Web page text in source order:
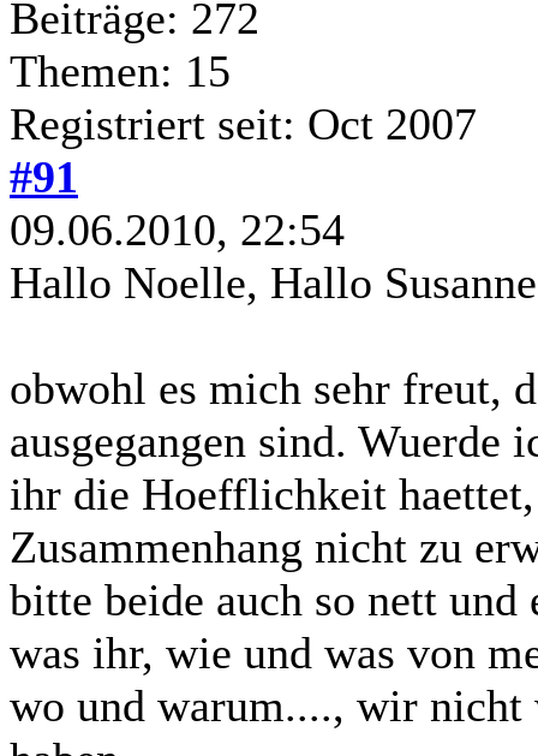
Beiträge: 272
Themen: 15
Registriert seit: Oct 2007
#91
09.06.2010, 22:54
Hallo Noelle, Hallo
obwohl es mich sehr freut,
ausgegangen sind. Wuerde
ihr die Hoefflichkeit
Zusammenhang nicht zu
bitte beide auch so nett
was ihr, wie und was von
wo und warum...., wir nicht